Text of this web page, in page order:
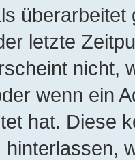
letzte
nicht,
wenn ein
hat. Diese
hinterlassen,